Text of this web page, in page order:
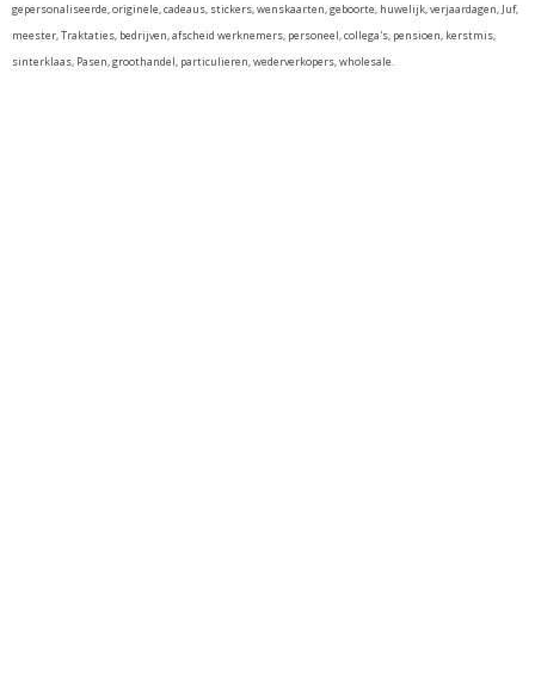
gepersonaliseerde, originele, cadeaus, stickers, wenskaarten, geboorte, huwelijk, verjaardagen, Juf,
meester, Traktaties, bedrijven, afscheid werknemers, personeel, collega's, pensioen, kerstmis,
sinterklaas, Pasen, groothandel, particulieren, wederverkopers, wholesale.